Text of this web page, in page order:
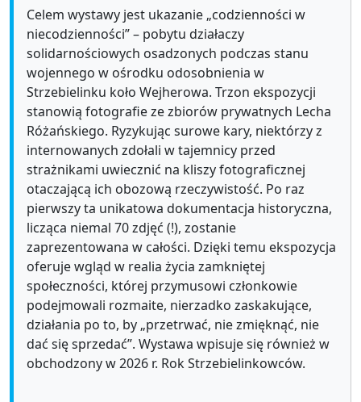
Celem wystawy jest ukazanie „codzienności w
niecodzienności” – pobytu działaczy
solidarnościowych osadzonych podczas stanu
wojennego w ośrodku odosobnienia w
Strzebielinku koło Wejherowa. Trzon ekspozycji
stanowią fotografie ze zbiorów prywatnych Lecha
Różańskiego. Ryzykując surowe kary, niektórzy z
internowanych zdołali w tajemnicy przed
strażnikami uwiecznić na kliszy fotograficznej
otaczającą ich obozową rzeczywistość. Po raz
pierwszy ta unikatowa dokumentacja historyczna,
licząca niemal 70 zdjęć (!), zostanie
zaprezentowana w całości. Dzięki temu ekspozycja
oferuje wgląd w realia życia zamkniętej
społeczności, której przymusowi członkowie
podejmowali rozmaite, nierzadko zaskakujące,
działania po to, by „przetrwać, nie zmięknąć, nie
dać się sprzedać”. Wystawa wpisuje się również w
obchodzony w 2026 r. Rok Strzebielinkowców.